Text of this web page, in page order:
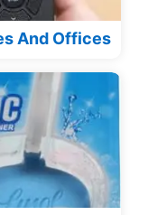
And Offices